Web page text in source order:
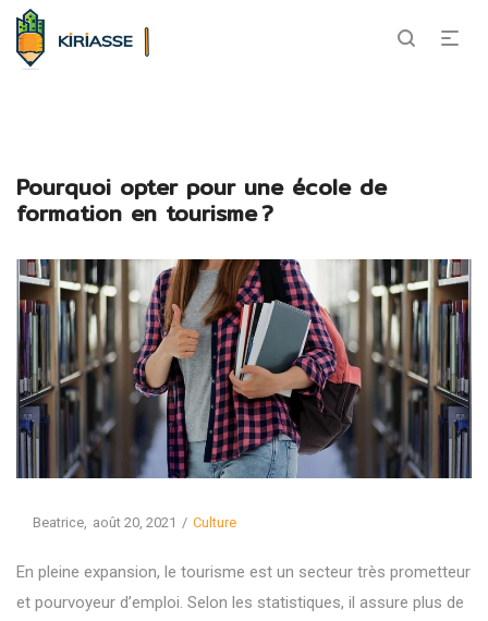
Pourquoi opter pour une école de
formation en tourisme ?
Beatrice Posted
août 20, 2021
Posted
Culture
En pleine expansion, le tourisme est un secteur très prometteur
et pourvoyeur d’emploi. Selon les statistiques, il assure plus de